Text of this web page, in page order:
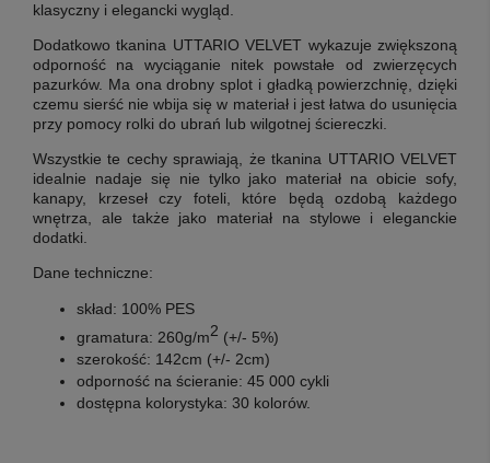
klasyczny i elegancki wygląd.
Dodatkowo tkanina UTTARIO VELVET wykazuje zwiększoną
odporność na wyciąganie nitek powstałe od zwierzęcych
pazurków. Ma ona drobny splot i gładką powierzchnię, dzięki
czemu sierść nie wbija się w materiał i jest łatwa do usunięcia
przy pomocy rolki do ubrań lub wilgotnej ściereczki.
Wszystkie te cechy sprawiają, że tkanina UTTARIO VELVET
idealnie nadaje się nie tylko jako materiał na obicie sofy,
kanapy, krzeseł czy foteli, które będą ozdobą każdego
wnętrza, ale także jako materiał na stylowe i eleganckie
dodatki.
Dane techniczne:
skład: 100% PES
gramatura: 260g/m2 (+/- 5%)
szerokość: 142cm (+/- 2cm)
odporność na ścieranie: 45 000 cykli
dostępna kolorystyka: 30 kolorów.